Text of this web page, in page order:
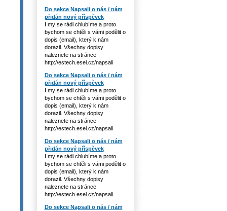
Do sekce Napsali o nás / nám
přidán nový příspěvek
I my se rádi chlubíme a proto
bychom se chtěli s vámi podělit o
dopis (email), který k nám
dorazil. Všechny dopisy
naleznete na stránce
http://estech.esel.cz/napsali
Do sekce Napsali o nás / nám
přidán nový příspěvek
I my se rádi chlubíme a proto
bychom se chtěli s vámi podělit o
dopis (email), který k nám
dorazil. Všechny dopisy
naleznete na stránce
http://estech.esel.cz/napsali
Do sekce Napsali o nás / nám
přidán nový příspěvek
I my se rádi chlubíme a proto
bychom se chtěli s vámi podělit o
dopis (email), který k nám
dorazil. Všechny dopisy
naleznete na stránce
http://estech.esel.cz/napsali
Do sekce Napsali o nás / nám